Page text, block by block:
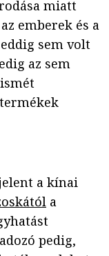
miatt
emberek és a
sem volt
az sem
a kínai
a
pedig,